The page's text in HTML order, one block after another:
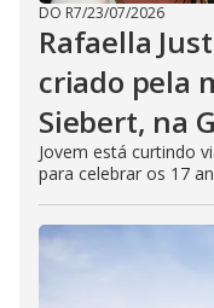
DO R7/23/07/2026
Rafaella
criado pela
Siebert, na
Jovem está curtindo
para celebrar os 17